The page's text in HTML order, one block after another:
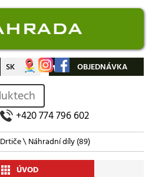
SK Můj účet OBJEDNÁVKA
+420 774 796 602
Drtiče\Náhradní díly(89)
ÚVOD